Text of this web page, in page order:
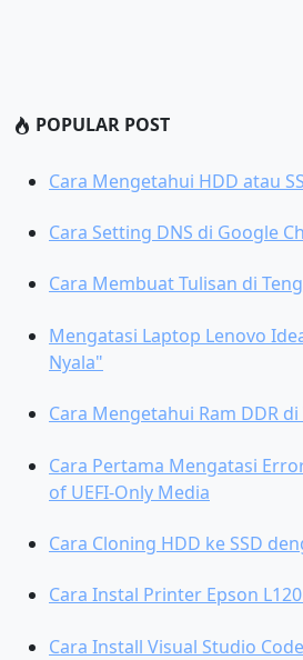
POPULAR POST
Cara Mengetahui HDD atau
Cara Setting DNS di Google
Cara Membuat Tulisan di
Mengatasi Laptop Lenovo
Nyala"
Cara Mengetahui Ram DDR
Cara Pertama Mengatasi
of UEFI-Only Media
Cara Cloning HDD ke SSD
Cara Instal Printer Epson
Cara Install Visual Studio